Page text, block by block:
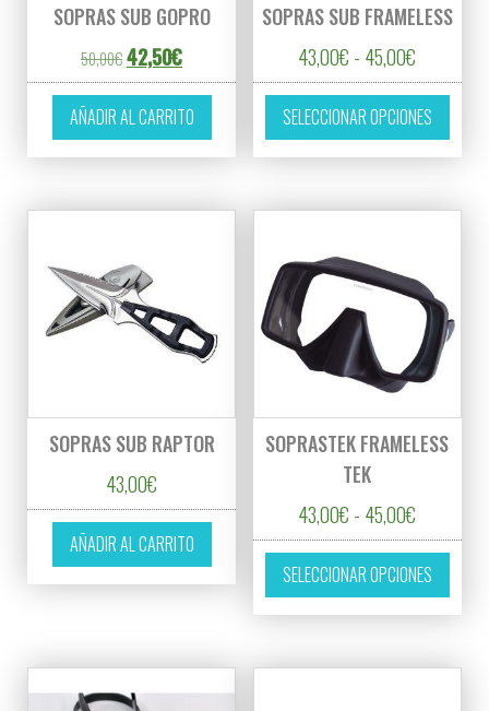
SOPRAS SUB GOPRO
50,00€El precio original era: 50,00€.
42,50€El precio actual es: 42,50€.
AÑADIR AL CARRITO
SOPRAS SUB FRAMELESS
43,00€ - 45,00€
SELECCIONAR OPCIONES
Este
SOPRAS SUB RAPTOR
43,00€
AÑADIR AL CARRITO
SOPRASTEK FRAMELESS
TEK
43,00€ - 45,00€
SELECCIONAR OPCIONES
Este